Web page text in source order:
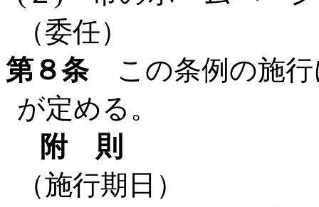
（委任）
第８条この条例の施行
が定める。
附 則
（施行期日）